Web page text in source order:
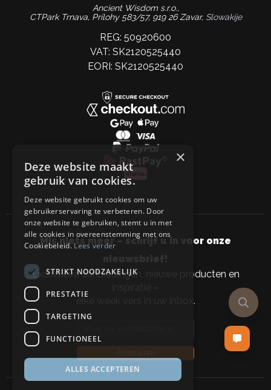
Ancient Wisdom s.r.o.,
CTPark Trnava, Prílohy 583/57, 919 26 Zavar, Slowakije
REG: 50920600
VAT: SK2120525440
EORI: SK2120525440
Mis niets meer – schrijf u in voor onze
nieuwsbrief!
Exclusieve aanbiedingen, nieuwe producten en
inspiratie –
elke week vers in uw inbox.
×
Deze website maakt
gebruik van cookies.
Deze website gebruikt cookies om uw
gebruikerservaring te verbeteren. Door
onze website te gebruiken, stemt u in met
alle cookies in overeenstemming met ons
Cookiebeleid.Lees verder
STRIKT NOODZAKELIJK
PRESTATIE
TARGETING
FUNCTIONEEL
ALLES ACCEPTEREN